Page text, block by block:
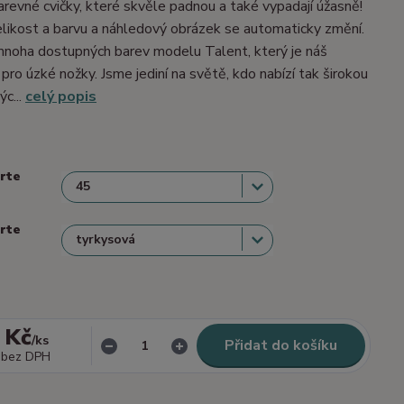
cvičky, které skvěle padnou a také vypadají úžasně!
a barvu a náhledový obrázek se automaticky změní.
dostupných barev modelu Talent, který je náš
úzké nožky. Jsme jediní na světě, kdo nabízí tak širokou
celý popis
/ks
bez DPH
Přidat do košíku